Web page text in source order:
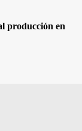
producción en